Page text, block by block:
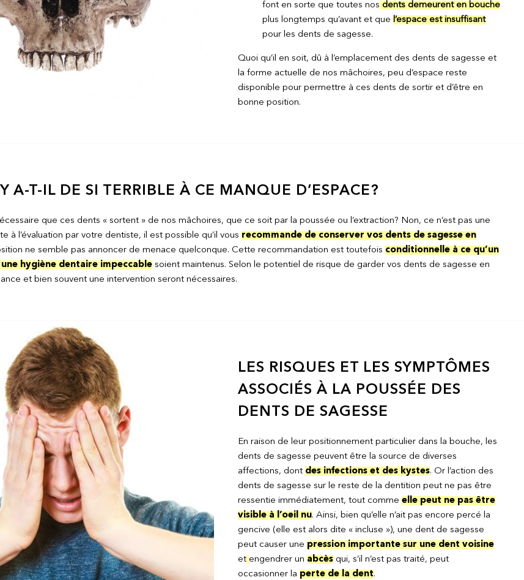
font en sorte que toutes nos dents demeurent en bouche
plus longtemps qu’avant et que l’espace est insuffisant
pour les dents de sagesse.
Quoi qu’il en soit, dû à l’emplacement des dents de sagesse et
la forme actuelle de nos mâchoires, peu d’espace reste
disponible pour permettre à ces dents de sortir et d’être en
bonne position.
A-T-IL DE SI TERRIBLE À CE MANQUE D’ESPACE?
que ces dents « sortent » de nos mâchoires, que ce soit par la poussée ou l’extraction? Non, ce n’est pas une
à l’évaluation par votre dentiste, il est possible qu’il vous recommande de conserver vos dents de sagesse en
ne semble pas annoncer de menace quelconque. Cette recommandation est toutefois conditionnelle à ce qu’un
hygiène dentaire impeccablesoient maintenus. Selon le potentiel de risque de garder vos dents de sagesse en
et bien souvent une intervention seront nécessaires.
LES RISQUES ET LES SYMPTÔMES
ASSOCIÉS À LA POUSSÉE DES
DENTS DE SAGESSE
En raison de leur positionnement particulier dans la bouche, les
dents de sagesse peuvent être la source de diverses
affections, dont des infections et des kystes. Or l’action des
dents de sagesse sur le reste de la dentition peut ne pas être
ressentie immédiatement, tout comme elle peut ne pas être
visible à l’oeil nu. Ainsi, bien qu’elle n’ait pas encore percé la
gencive (elle est alors dite « incluse »), une dent de sagesse
peut causer une pression importante sur une dent voisine
et engendrer un abcèsqui, s’il n’est pas traité, peut
occasionner la perte de la dent.